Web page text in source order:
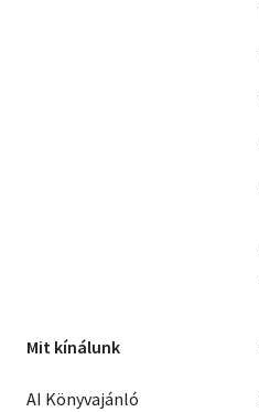
Mit kínálunk
AI Könyvajánló